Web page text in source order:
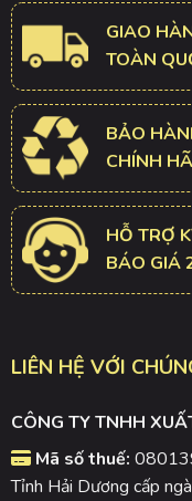
GIAO
TOÀN
BẢO
CHÍNH
HỖ TRỢ
BÁO GIÁ
LIÊN HỆ VỚI
CÔNG TY TNHH
Mã số thuế:
Tỉnh Hải Dương cấp